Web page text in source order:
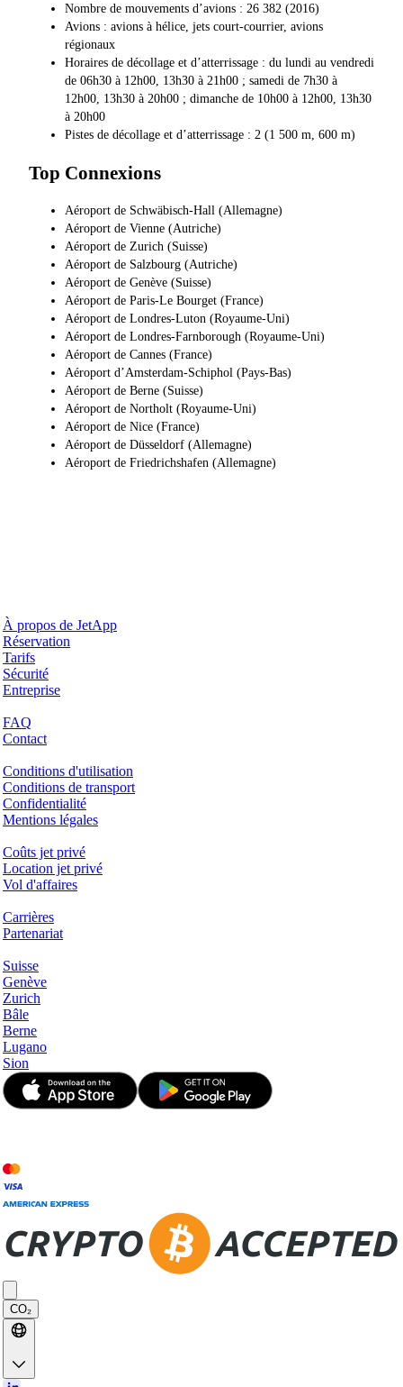
Nombre de mouvements d’avions : 26 382 (2016)
Avions : avions à hélice, jets court-courrier, avions
régionaux
Horaires de décollage et d’atterrissage : du lundi au vendredi
de 06h30 à 12h00, 13h30 à 21h00 ; samedi de 7h30 à
12h00, 13h30 à 20h00 ; dimanche de 10h00 à 12h00, 13h30
à 20h00
Pistes de décollage et d’atterrissage : 2 (1 500 m, 600 m)
Top Connexions
Aéroport de Schwäbisch-Hall (Allemagne)
Aéroport de Vienne (Autriche)
Aéroport de Zurich (Suisse)
Aéroport de Salzbourg (Autriche)
Aéroport de Genève (Suisse)
Aéroport de Paris-Le Bourget (France)
Aéroport de Londres-Luton (Royaume-Uni)
Aéroport de Londres-Farnborough (Royaume-Uni)
Aéroport de Cannes (France)
Aéroport d’Amsterdam-Schiphol (Pays-Bas)
Aéroport de Berne (Suisse)
Aéroport de Northolt (Royaume-Uni)
Aéroport de Nice (France)
Aéroport de Düsseldorf (Allemagne)
Aéroport de Friedrichshafen (Allemagne)
À propos de JetApp
Réservation
Tarifs
Sécurité
Entreprise
FAQ
Contact
Conditions d'utilisation
Conditions de transport
Confidentialité
Mentions légales
Coûts jet privé
Location jet privé
Vol d'affaires
Carrières
Partenariat
Suisse
Genève
Zurich
Bâle
Berne
Lugano
Sion
CO₂